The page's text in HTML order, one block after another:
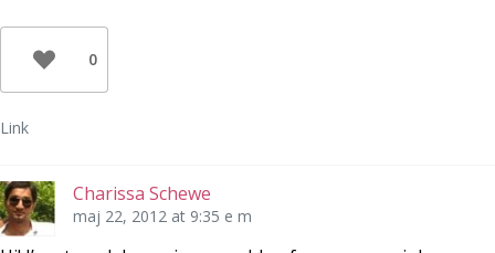
0
Link
Charissa Schewe
maj 22, 2012 at 9:35 e m